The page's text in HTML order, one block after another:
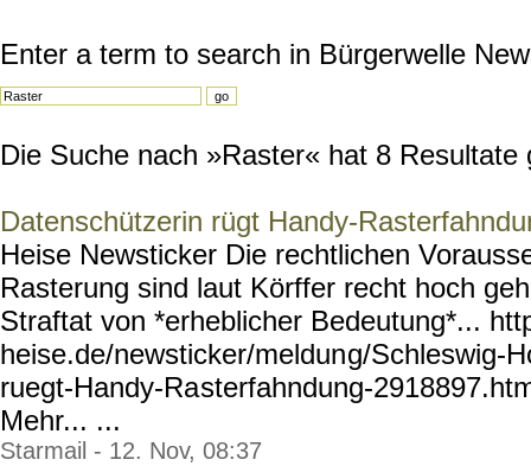
Enter a term to search in Bürgerwelle
Die Suche nach »Raster« hat 8 Resultate
Datenschützerin rügt Handy-
Heise Newsticker Die rechtlichen
Rasterung sind laut Körffer recht hoch
Straftat von *erheblicher Bedeutung*...
heise.de/newsticker/meldung/Schleswig-
ruegt-Handy-Rasterfahndung-
Mehr... ...
Starmail - 12. Nov, 08:37